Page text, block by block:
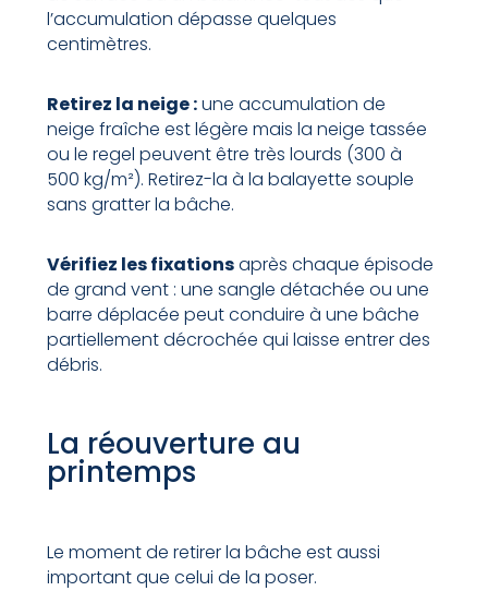
l’accumulation dépasse quelques
centimètres.
Retirez la neige :une accumulation de
neige fraîche est légère mais la neige tassée
ou le regel peuvent être très lourds (300 à
500 kg/m²). Retirez-la à la balayette souple
sans gratter la bâche.
Vérifiez les fixationsaprès chaque épisode
de grand vent : une sangle détachée ou une
barre déplacée peut conduire à une bâche
partiellement décrochée qui laisse entrer des
débris.
La réouverture au
printemps
Le moment de retirer la bâche est aussi
important que celui de la poser.